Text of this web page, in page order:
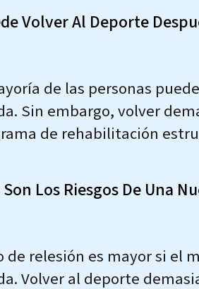
Volver Al Deporte
de las personas
Sin embargo, volver
de rehabilitación
Son Los Riesgos De Una
de relesión es mayor si el
Volver al deporte